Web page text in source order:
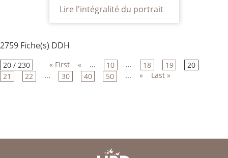
Lire l'intégralité du portrait
2759 Fiche(s) DDH
20 / 230 « First « ... 10 ... 18 19
20
21
22 ... 30 40 50 ... » Last »